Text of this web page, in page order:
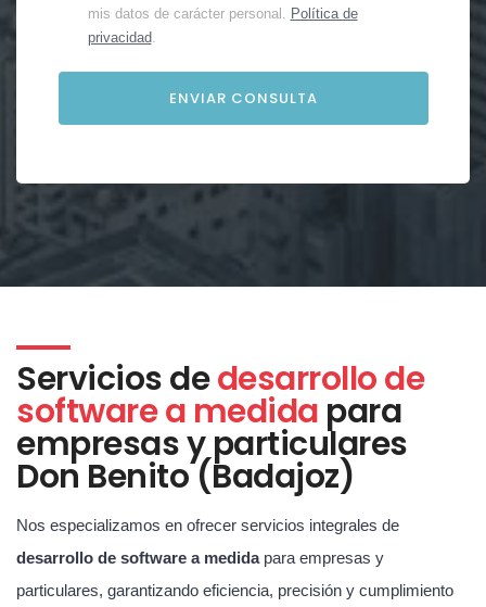
mis datos de carácter personal. Política de
privacidad.
Servicios dedesarrollo de
software a medida para
empresas y particulares
Don Benito (Badajoz)
Nos especializamos en ofrecer servicios integrales de
desarrollo de software a medidapara empresas y
particulares, garantizando eficiencia, precisión y cumplimiento